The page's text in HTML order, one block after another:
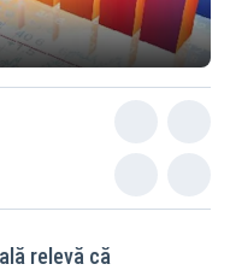
relevă că